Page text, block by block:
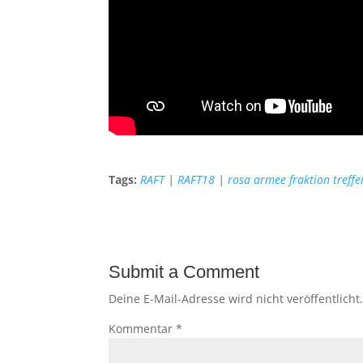
Tags: RAFT|RAFT18 |rosa armee fraktion
Submit a Comment
Deine E-Mail-Adresse wird nicht veröffentlicht.
Kommentar*